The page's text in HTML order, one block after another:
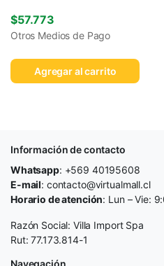
$57.773
Otros Medios de Pago
Agregar al carrito
Información de contacto
Whatsapp: +569 40195608
E-mail: contacto@virtualmall.cl
Horario de atención: Lun – Vie:
Razón Social: Villa Import Spa
Rut: 77.173.814-1